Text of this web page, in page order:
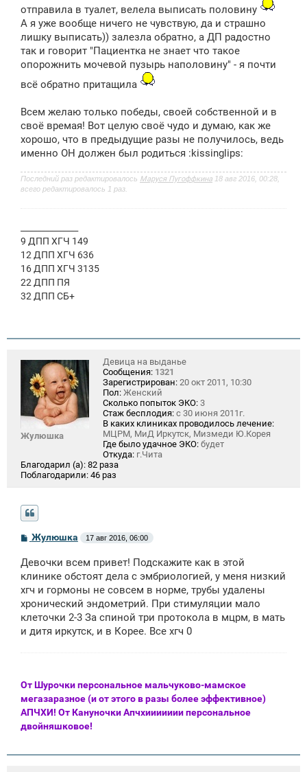
отправила в туалет, велела выписать половину
А я уже вообще ничего не чувствую, да и страшно
лишку выписать)) залезла обратно, а ДП радостно
так и говорит "Пациентка не знает что такое
опорожнить мочевой пузырь наполовину" - я почти
всё обратно притащила
Всем желаю только победы, своей собственной и в
своё времая! Вот целую своё чудо и думаю, как же
хорошо, что в предыдущие разы не получилось, ведь
именно ОН должен был родиться :kissinglips:
Последний раз редактировалось Маруся Пугоффкина 18 авг 2016, 00:28,
всего редактировалось 1 раз.
9 ДПП ХГЧ 149
12 ДПП ХГЧ 636
16 ДПП ХГЧ 3135
22 ДПП ПЯ
32 ДПП СБ+
Жулюшка
Девица на выданье
Сообщения: 1321
Зарегистрирован: 20 окт 2011, 10:30
Пол: Женский
Сколько попыток ЭКО: 3
Стаж бесплодия: с 30 июня 2011г.
В каких клиниках проводилось лечение:
МЦРМ, МиД Иркутск, Мизмеди Ю.Корея
Где было удачное ЭКО: будет
Откуда: г.Чита
Благодарил (а): 82 раза
Поблагодарили: 46 раз
С
о
б
щ
н
и
Жулюшка 17 авг 2016, 06:00
Девочки всем привет! Подскажите как в этой
клинике обстоят дела с эмбриологией, у меня низкий
хгч и гормоны не совсем в норме, трубы удалены
хронический эндометрий. При стимуляции мало
клеточки 2-3 За спиной три протокола в мцрм, в мать
и дитя иркутск, и в Корее. Все хгч 0
От Шурочки персональное мальчуково-мамское
мегазаразное (и от этого в разы более эффективное)
АПЧХИ! От Кануночки Апчхиииииии персональное
двойняшковое!